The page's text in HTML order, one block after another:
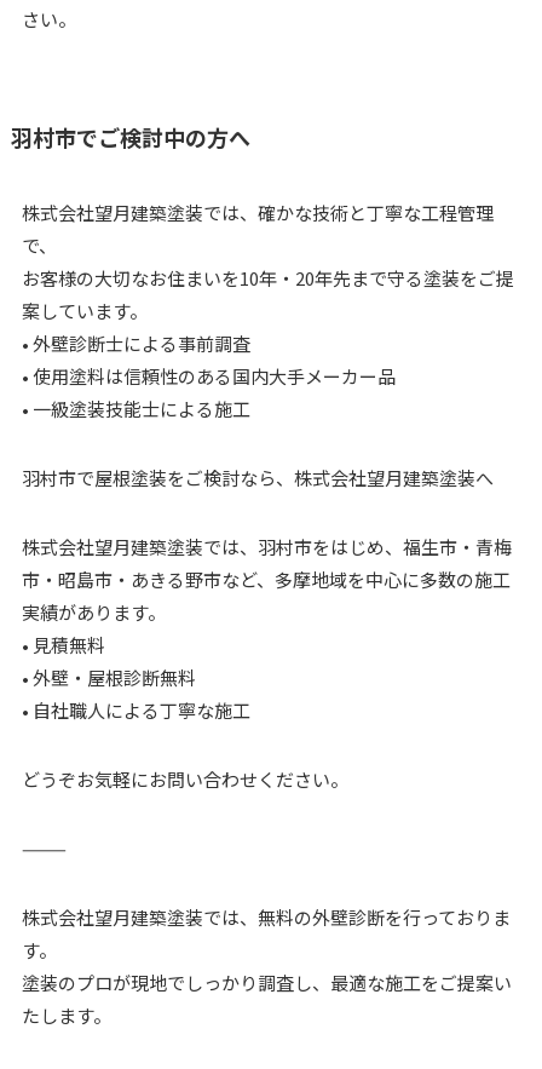
さい。
羽村市でご検討中の方へ
株式会社望月建築塗装では、確かな技術と丁寧な工程管理
で、
お客様の大切なお住まいを10年・20年先まで守る塗装をご提
案しています。
• 外壁診断士による事前調査
• 使用塗料は信頼性のある国内大手メーカー品
• 一級塗装技能士による施工
羽村市で屋根塗装をご検討なら、株式会社望月建築塗装へ
株式会社望月建築塗装では、羽村市をはじめ、福生市・青梅
市・昭島市・あきる野市など、多摩地域を中心に多数の施工
実績があります。
• 見積無料
• 外壁・屋根診断無料
• 自社職人による丁寧な施工
どうぞお気軽にお問い合わせください。
⸻
株式会社望月建築塗装では、無料の外壁診断を行っておりま
す。
塗装のプロが現地でしっかり調査し、最適な施工をご提案い
たします。